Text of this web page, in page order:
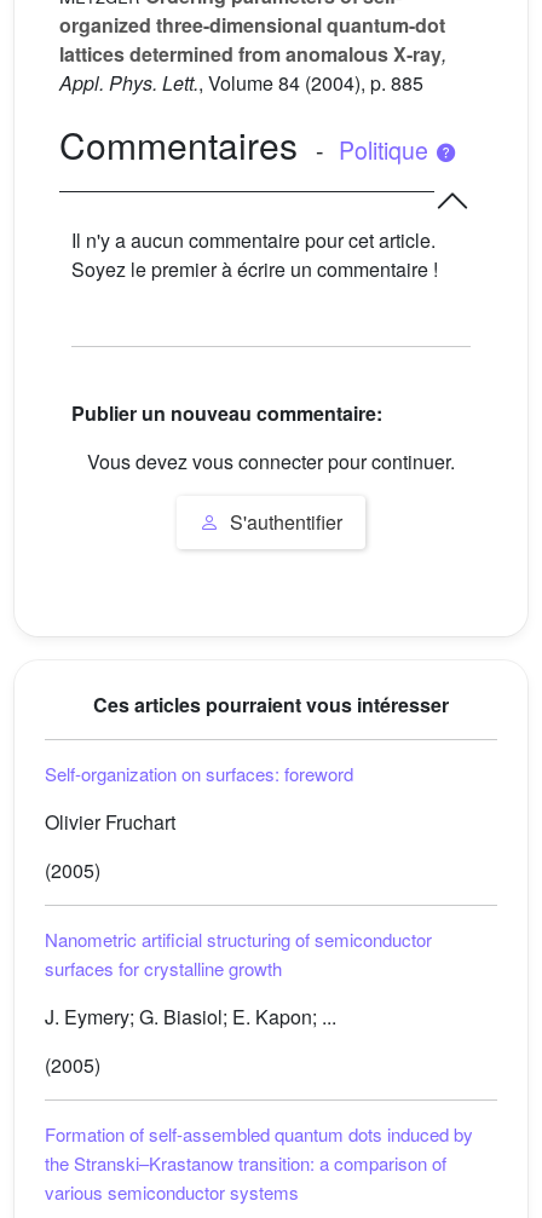
organized three-dimensional quantum-dot
lattices determined from anomalous X-ray,
Appl. Phys. Lett., Volume 84 (2004), p. 885
Commentaires - Politique
Il n'y a aucun commentaire pour cet article.
Soyez le premier à écrire un commentaire !
Publier un nouveau commentaire:
Vous devez vous connecter pour continuer.
S'authentifier
Ces articles pourraient vous intéresser
Self-organization on surfaces: foreword
Olivier Fruchart
(2005)
Nanometric artificial structuring of semiconductor
surfaces for crystalline growth
J. Eymery; G. Biasiol; E. Kapon; ...
(2005)
Formation of self-assembled quantum dots induced by
the Stranski–Krastanow transition: a comparison of
various semiconductor systems